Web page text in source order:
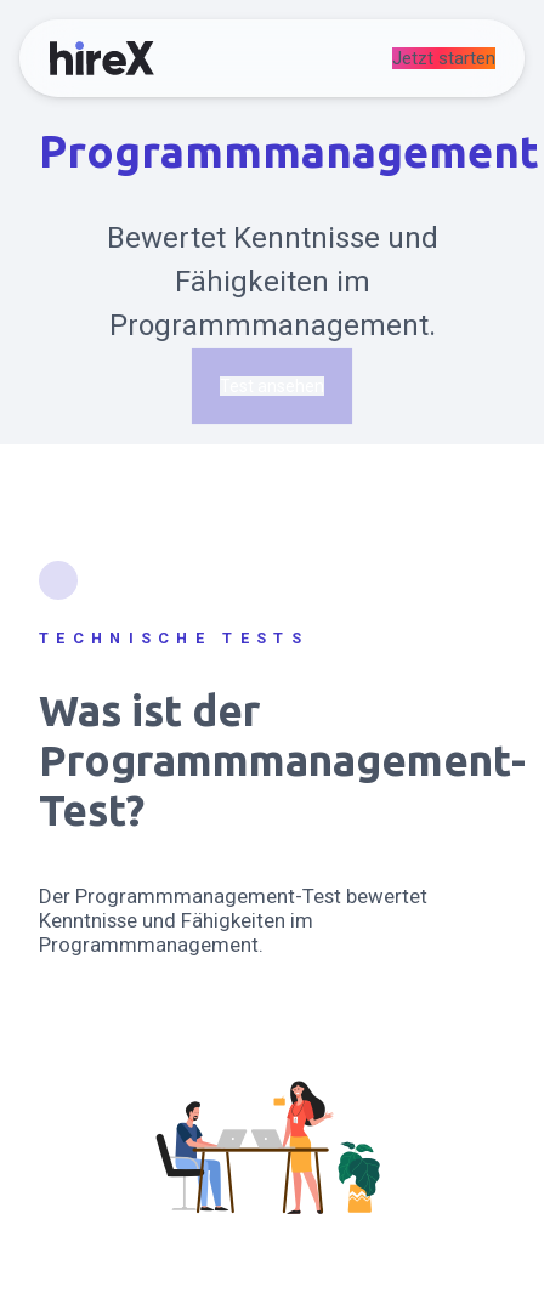
Jetzt starten
Programmmanagement
Bewertet Kenntnisse und
Fähigkeiten im
Programmmanagement.
TECHNISCHE TESTS
Was ist der
Programmmanagement-
Test?
Der Programmmanagement-Test bewertet
Kenntnisse und Fähigkeiten im
Programmmanagement.